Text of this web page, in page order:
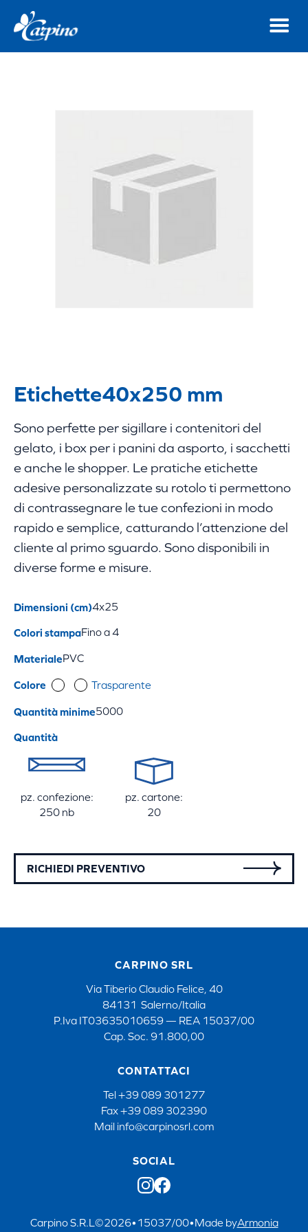
Etichette40x250 mm
Sono perfette per sigillare i contenitori del
gelato, i box per i panini da asporto, i sacchetti
e anche le shopper. Le pratiche etichette
adesive personalizzate su rotolo ti permettono
di contrassegnare le tue confezioni in modo
rapido e semplice, catturando l’attenzione del
cliente al primo sguardo. Sono disponibili in
diverse forme e misure.
Dimensioni (cm)4x25
Colori stampaFino a 4
MaterialePVC
Colore Trasparente
Quantità minime5000
Quantità
pz. confezione:
250 nb
pz. cartone:
20
RICHIEDI PREVENTIVO
CARPINO SRL
Via Tiberio Claudio Felice, 40
84131 Salerno/Italia
P.Iva IT03635010659 — REA 15037/00
Cap. Soc. 91.800,00
CONTATTACI
Tel+39 089 301277
Fax+39 089 302390
Mail info@carpinosrl.com
SOCIAL
Carpino S.R.L ©2026• 15037/00•Made byArmonia